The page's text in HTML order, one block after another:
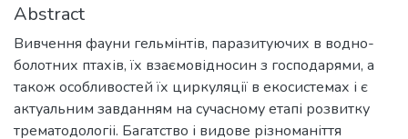
Abstract
Вивчення фауни гельмінтів, паразитуючих в водно-
болотних птахів, їх взаємовідносин з господарями, а
також особливостей їх циркуляції в екосистемах і є
актуальним завданням на сучасному етапі розвитку
трематодологіі. Багатство і видове різноманіття